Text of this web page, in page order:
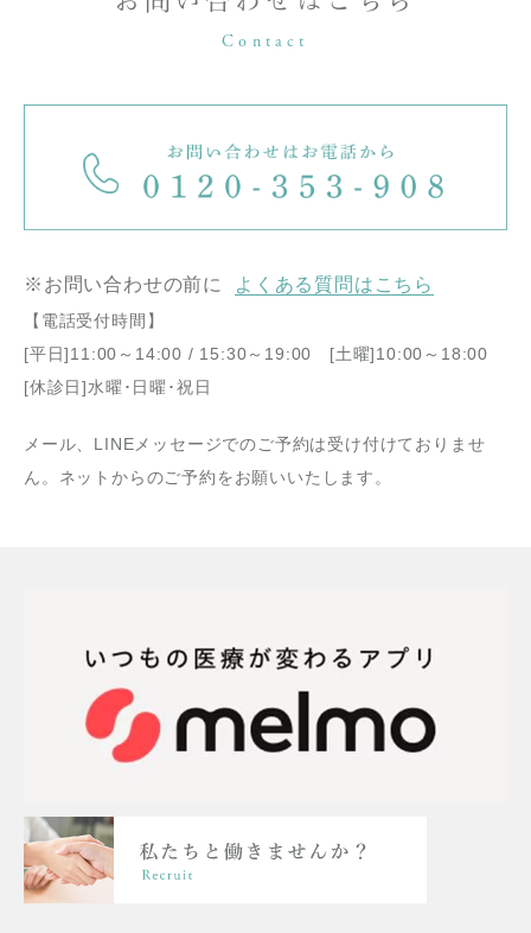
Contact
※お問い合わせの前に よくある質問はこちら
【電話受付時間】
[平日]11:00～14:00 / 15:30～19:00 [土曜]10:00～18:00
[休診日]水曜･日曜･祝日
メール、LINEメッセージでのご予約は受け付けておりませ
ん。ネットからのご予約をお願いいたします。